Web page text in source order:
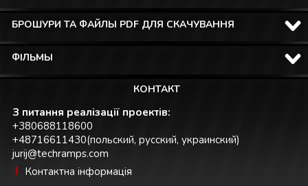
БРОШУРИ ТА ФАЙЛЫ PDF ДЛЯ СКАЧУВАННЯ
ФІЛЬМЫ
КОНТАКТ
З питання реалізації проектів:
+380688118600
+48716611430(польский, русский, украинский)
jurij@techramps.com
Контактна інформація